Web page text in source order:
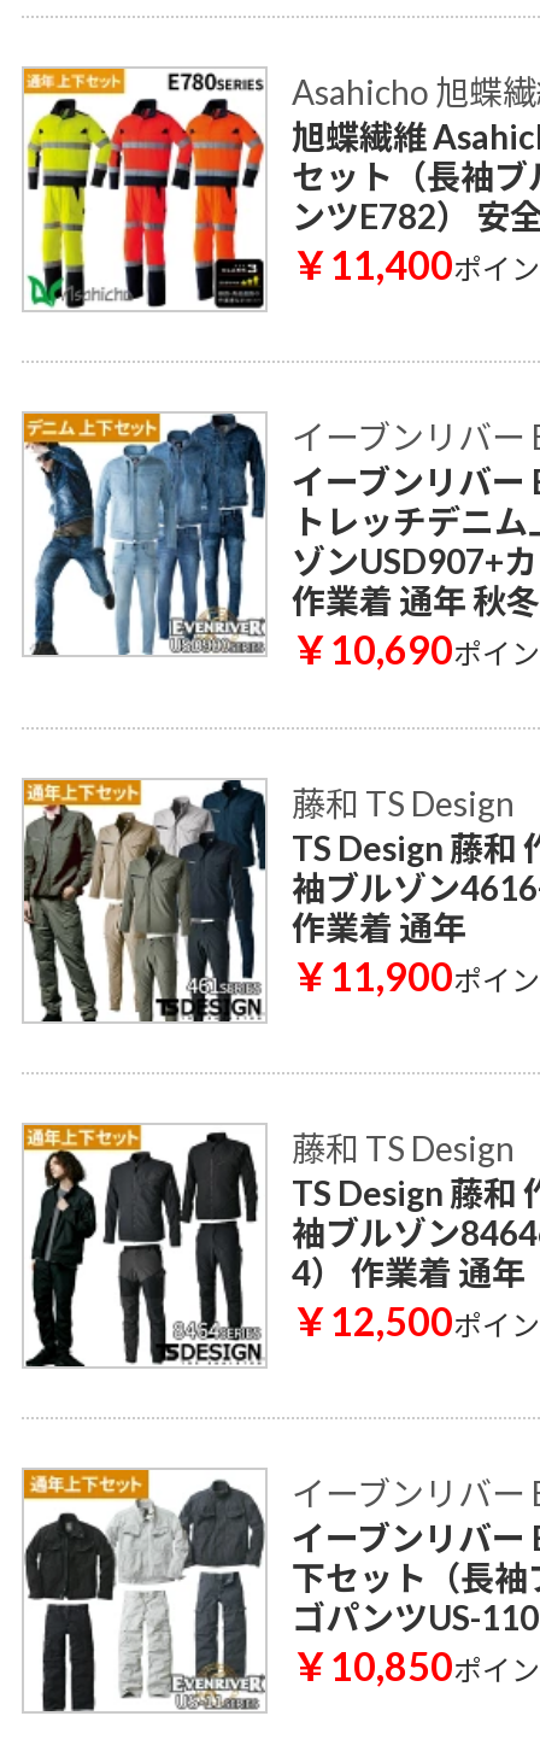
Asahicho 旭蝶
旭蝶繊維
セット（長袖
ンツE782） 安
￥11,400ポイ
イーブンリバー
イーブンリバー
トレッチデニ
ゾンUSD907+
作業着 通年 秋冬
￥10,690ポイ
藤和 TS Design
TS Design 藤和
袖ブルゾン
作業着 通年
￥11,900ポイ
藤和 TS Design
TS Design 藤和
袖ブルゾン
4） 作業着 通年
￥12,500ポイ
イーブンリバー
イーブンリバー
下セット（長
ゴパンツUS-
￥10,850ポイ